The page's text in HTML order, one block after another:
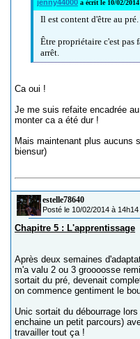
jenny44000 a écrit le 10/02/
Il est content d'être au
Être propriétaire c'est pas
arrêt.
Ca oui !
Je me suis refaite encadrée
monter ca a été dur !
Mais maintenant plus aucuns
biensur)
estelle78640
Posté le 10/02/2014 à 14h14
Chapitre 5 : L'apprentissage
Après deux semaines
m'a valu 2 ou 3 groooosse
sortait du pré, devenait
on commence gentiment le
Unic sortait du débourrage
enchaine un petit parcours)
travailler tout ça !